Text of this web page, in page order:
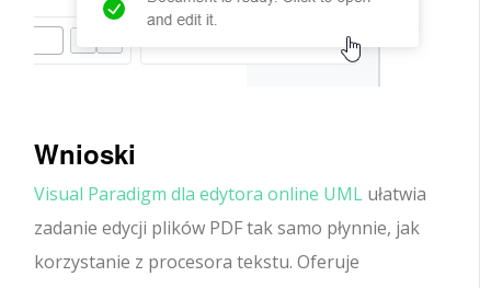
Wnioski
Visual Paradigm dla edytora online UML ułatwia
zadanie edycji plików PDF tak samo płynnie, jak
korzystanie z procesora tekstu. Oferuje